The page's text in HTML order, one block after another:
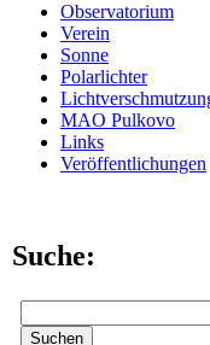
Observatorium
Verein
Sonne
Polarlichter
MAO Pulkovo
Links
Veröffentlichungen
Suche: